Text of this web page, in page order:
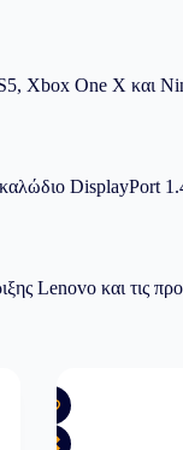
Xbox One X και
DisplayPort
Lenovo και τις